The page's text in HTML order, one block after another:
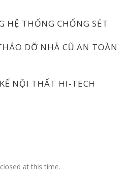
HỆ THỐNG CHỐNG SÉT
DỠ NHÀ CŨ AN TOÀN
NỘI THẤT HI-TECH
at this time.